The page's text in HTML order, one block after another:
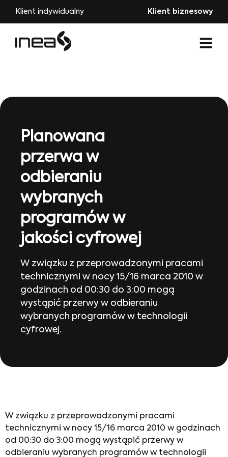
Klient indywidualny Klient biznesowy
Planowana
przerwa w
odbieraniu
wybranych
programów w
jakości cyfrowej
W związku z przeprowadzonymi pracami
technicznymi w nocy 15/16 marca 2010 w
godzinach od 00:30 do 3:00 mogą
wystąpić przerwy w odbieraniu
wybranych programów w technologii
cyfrowej.
W związku z przeprowadzonymi pracami
technicznymi w nocy 15/16 marca 2010 w godzinach
od 00:30 do 3:00 mogą wystąpić przerwy w
odbieraniu wybranych programów w technologii